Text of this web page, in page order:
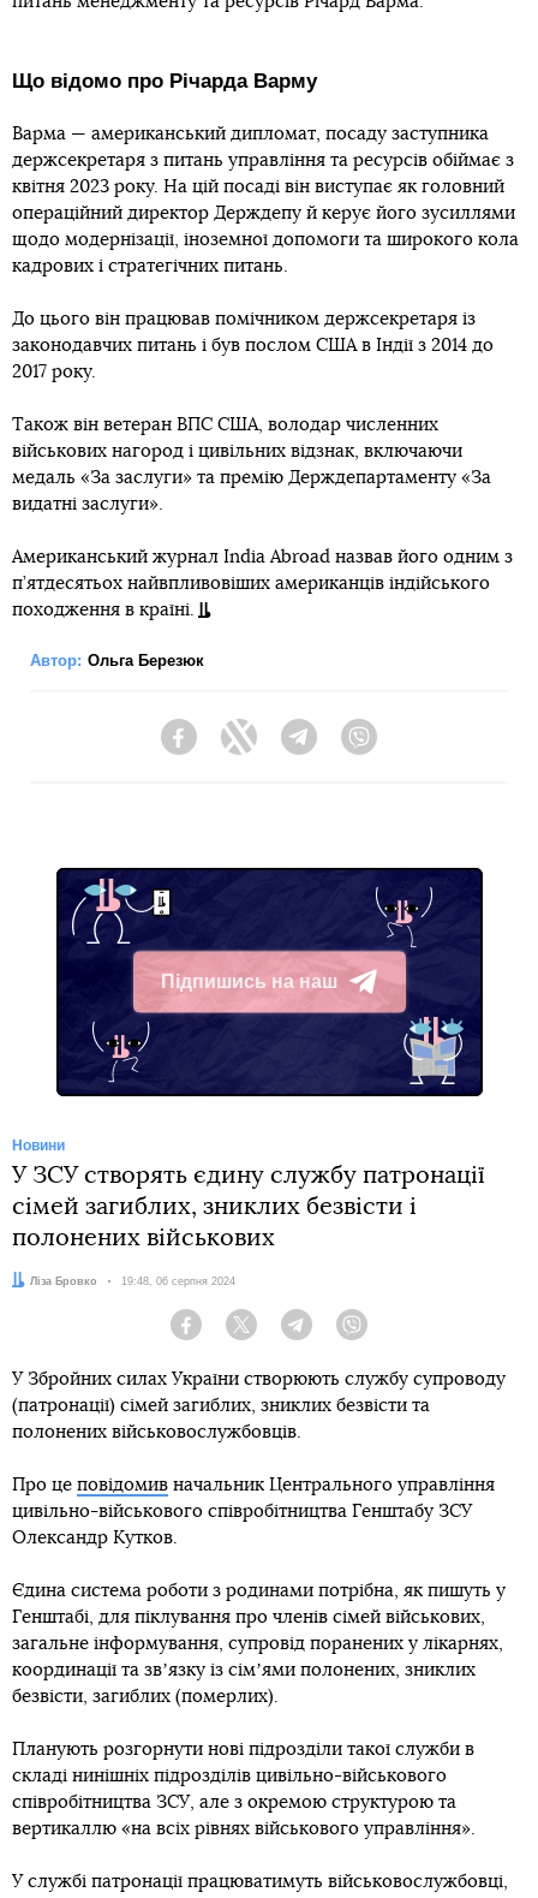
Що відомо про Річарда Варму
Варма — американський дипломат, посаду заступника
держсекретаря з питань управління та ресурсів обіймає з
квітня 2023 року. На цій посаді він виступає як головний
операційний директор Держдепу й керує його зусиллями
щодо модернізації, іноземної допомоги та широкого кола
кадрових і стратегічних питань.
До цього він працював помічником держсекретаря із
законодавчих питань і був послом США в Індії з 2014 до
2017 року.
Також він ветеран ВПС США, володар численних
військових нагород і цивільних відзнак, включаючи
медаль «За заслуги» та премію Держдепартаменту «За
видатні заслуги».
Американський журнал India Abroad назвав його одним з
п’ятдесятьох найвпливовіших американців індійського
походження в країні.
Автор: Ольга Березюк
FacebookTwitter Telegram
Підпишись на наш
Telegram
Новини
У ЗСУ створять єдину службу патронації
сімей загиблих, зниклих безвісти і
полонених військових
Автор:
Ліза Бровко Дата:
19:48, 06 серпня 2024
Facebook Twitter Telegram
У Збройних силах України створюють службу супроводу
(патронації) сімей загиблих, зниклих безвісти та
полонених військовослужбовців.
Про це повідомив начальник Центрального управління
цивільно-військового співробітництва Генштабу ЗСУ
Олександр Кутков.
Єдина система роботи з родинами потрібна, як пишуть у
Генштабі, для піклування про членів сімей військових,
загальне інформування, супровід поранених у лікарнях,
координації та звʼязку із сімʼями полонених, зниклих
безвісти, загиблих (померлих).
Планують розгорнути нові підрозділи такої служби в
складі нинішніх підрозділів цивільно-військового
співробітництва ЗСУ, але з окремою структурою та
вертикаллю «на всіх рівнях військового управління».
У службі патронації працюватимуть військовослужбовці,